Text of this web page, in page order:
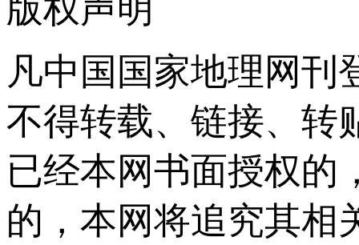
版权声明
凡中国国家地理网刊
不得转载、链接、转
已经本网书面授权的
的，本网将追究其相